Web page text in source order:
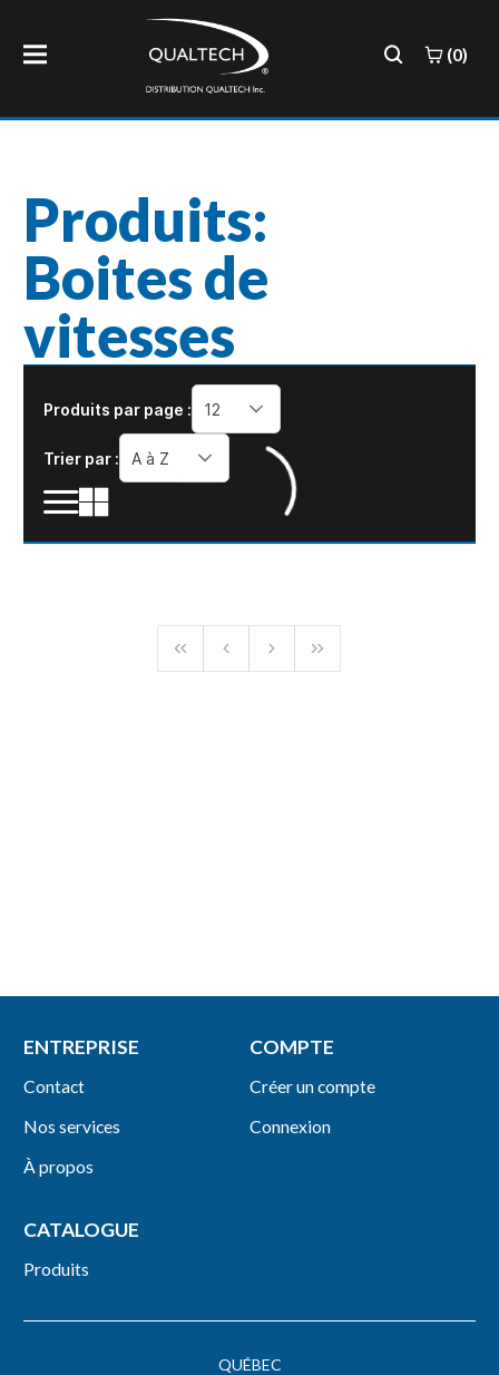
(0)
Produits:
Boites de
vitesses
Produits par page : 12
Trier par : A à Z
QUÉBEC
ENTREPRISE
Contact
Nos services
À propos
COMPTE
Créer un compte
Connexion
CATALOGUE
Produits